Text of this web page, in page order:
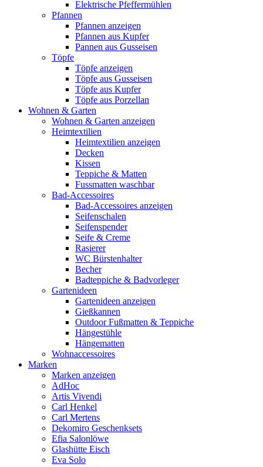
Elektrische Pfeffermühlen
Pfannen
Pfannen anzeigen
Pfannen aus Kupfer
Pannen aus Gusseisen
Töpfe
Töpfe anzeigen
Töpfe aus Gusseisen
Töpfe aus Kupfer
Töpfe aus Porzellan
Wohnen & Garten
Wohnen & Garten anzeigen
Heimtextilien
Heimtextilien anzeigen
Decken
Kissen
Teppiche & Matten
Fussmatten waschbar
Bad-Accessoires
Bad-Accessoires anzeigen
Seifenschalen
Seifenspender
Seife & Creme
Rasierer
WC Bürstenhalter
Becher
Badteppiche & Badvorleger
Gartenideen
Gartenideen anzeigen
Gießkannen
Outdoor Fußmatten & Teppiche
Hängestühle
Hängematten
Wohnaccessoires
Marken
Marken anzeigen
AdHoc
Artis Vivendi
Carl Henkel
Carl Mertens
Dekomiro Geschenksets
Efia Salonlöwe
Glashütte Eisch
Eva Solo